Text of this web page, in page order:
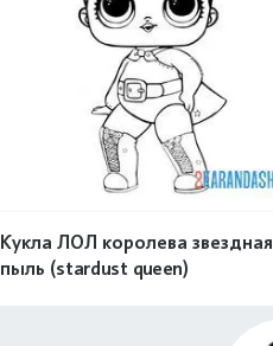
Кукла ЛОЛ королева звездная
пыль (stardust queen)